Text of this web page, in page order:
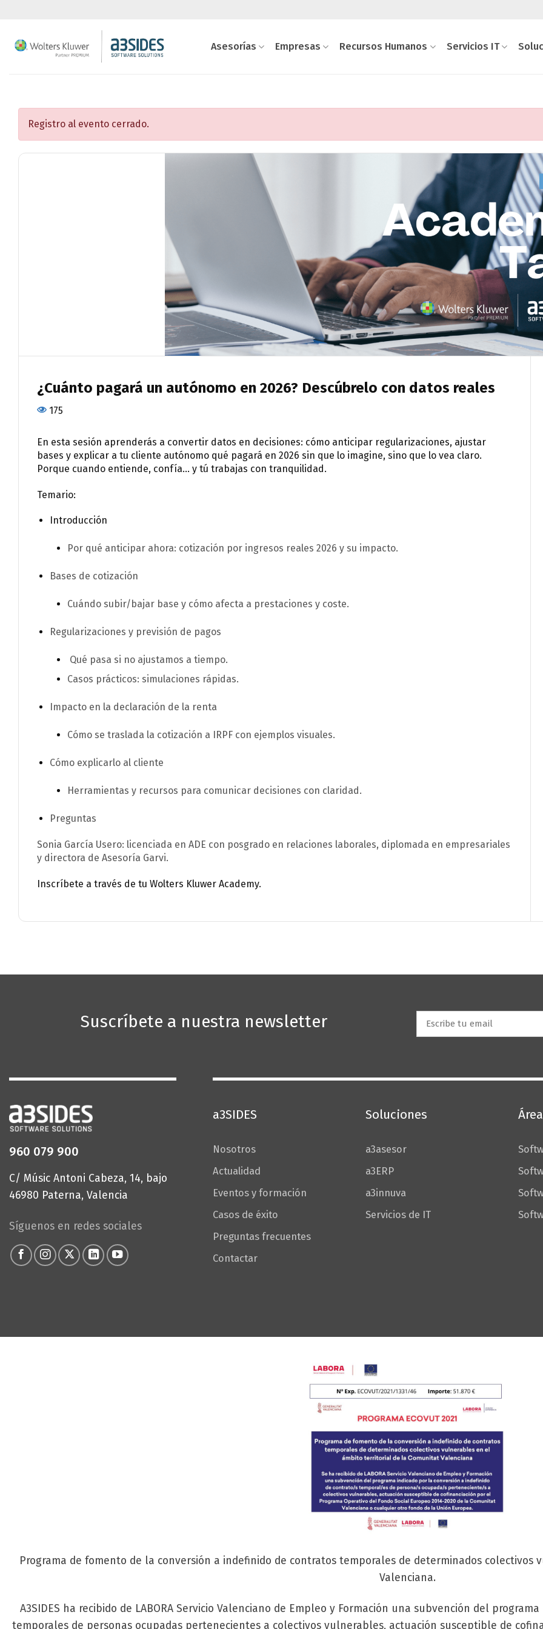
contenido
Asesorías Empresas Recursos Humanos Servicios IT
Registro al evento cerrado.
¿Cuánto pagará un autónomo en 2026? Descúbrelo con datos reales
175
En esta sesión aprenderás a convertir datos en decisiones: cómo anticipar regularizaciones, ajustar
bases y explicar a tu cliente autónomo qué pagará en 2026 sin que lo imagine, sino que lo vea claro.
Porque cuando entiende, confía… y tú trabajas con tranquilidad.
Temario:
Introducción
Por qué anticipar ahora: cotización por ingresos reales 2026 y su impacto.
Bases de cotización
Cuándo subir/bajar base y cómo afecta a prestaciones y coste.
Regularizaciones y previsión de pagos
Qué pasa si no ajustamos a tiempo.
Casos prácticos: simulaciones rápidas.
Impacto en la declaración de la renta
Cómo se traslada la cotización a IRPF con ejemplos visuales.
Cómo explicarlo al cliente
Herramientas y recursos para comunicar decisiones con claridad.
Preguntas
Sonia García Usero: licenciada en ADE con posgrado en relaciones laborales, diplomada en empresariales
y directora de Asesoría Garvi.
Inscríbete a través de tu Wolters Kluwer Academy.
Suscríbete a nuestra newsletter
960 079 900
C/ Músic Antoni Cabeza, 14, bajo
46980 Paterna, Valencia
Síguenos en redes sociales
a3SIDES
Nosotros
Actualidad
Eventos y formación
Casos de éxito
Preguntas frecuentes
Contactar
Soluciones
a3asesor
a3ERP
a3innuva
Servicios de IT
Programa de fomento de la conversión a indefinido de contratos temporales de determinados
Valenciana.
A3SIDES ha recibido de LABORA Servicio Valenciano de Empleo y Formación una subvención del
temporales de personas ocupadas pertenecientes a colectivos vulnerables, actuación susceptible de
Esta página web utiliza cookies propias y de terceros para
mostrarte publicidad en base a tu perfil de navegación.